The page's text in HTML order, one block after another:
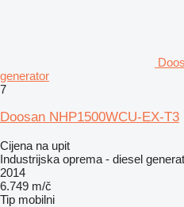
generator
7
Doosan NHP1500WCU-EX-T3
Cijena na upit
Industrijska oprema - diesel
2014
6.749 m/č
Tip mobilni